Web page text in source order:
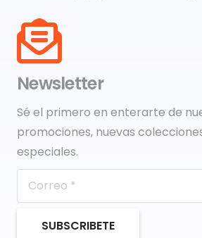
Newsletter
Sé el primero en enterarte de
promociones, nuevas
especiales.
SUBSCRIBETE